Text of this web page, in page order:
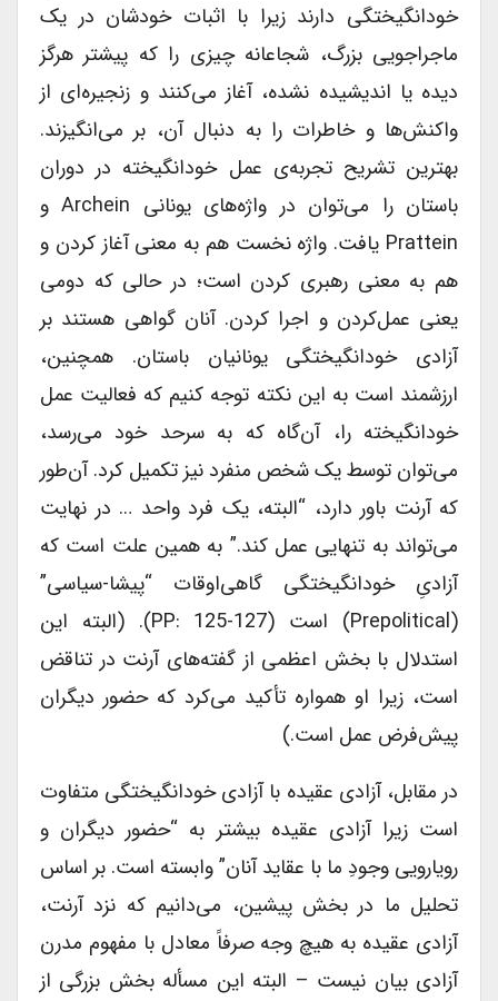
خودانگیختگی دارند زیرا با اثبات خودشان در یک
ماجراجویی بزرگ، شجاعانه چیزی را که پیشتر هرگز
دیده یا اندیشیده نشده، آغاز می‌کنند و زنجیره‌ای از
واکنش‌ها و خاطرات را به دنبال آن، بر می‌انگیزند.
بهترین تشریح تجربه‌ی عمل خودانگیخته در دوران
باستان را می‌توان در واژه‌های یونانی Archein و
Prattein یافت. واژه نخست هم به معنی آغاز کردن و
هم به معنی رهبری کردن است؛ در حالی که دومی
یعنی عمل‌کردن و اجرا کردن. آنان گواهی هستند بر
آزادی خودانگیختگی یونانیان باستان. همچنین،
ارزشمند است به این نکته توجه کنیم که فعالیت عمل
خودانگیخته را، آن‌گاه که به سرحد خود می‌رسد،
می‌توان توسط یک شخص منفرد نیز تکمیل کرد. آن‌طور
که آرنت باور دارد، “البته، یک فرد واحد … در نهایت
می‌تواند به تنهایی عمل کند.” به همین علت است که
آزادیِ خودانگیختگی گاهی‌اوقات “پیشا-سیاسی”
(prepolitical) است (PP: 125-127). (البته این
استدلال با بخش اعظمی از گفته‌های آرنت در تناقض
است، زیرا او همواره تأکید می‌کرد که حضور دیگران
پیش‌فرض عمل است.)
در مقابل، آزادی عقیده با آزادی خودانگیختگی متفاوت
است زیرا آزادی عقیده بیشتر به “حضور دیگران و
رویارویی وجودِ ما با عقاید آنان” وابسته است. بر اساس
تحلیل ما در بخش پیشین، می‌دانیم که نزد آرنت،
آزادی عقیده به هیچ وجه صرفاً معادل با مفهوم مدرن
آزادی بیان نیست – البته این مسأله بخش بزرگی از